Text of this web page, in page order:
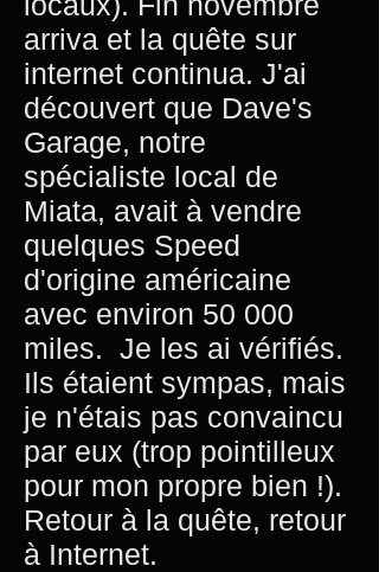
arriva et la quête sur
internet continua. J'ai
découvert que Dave's
Garage, notre
spécialiste local de
Miata, avait à vendre
quelques Speed
d'origine américaine
avec environ 50 000
miles. Je les ai vérifiés.
Ils étaient sympas, mais
je n'étais pas convaincu
par eux (trop pointilleux
pour mon propre bien !).
Retour à la quête, retour
à Internet.